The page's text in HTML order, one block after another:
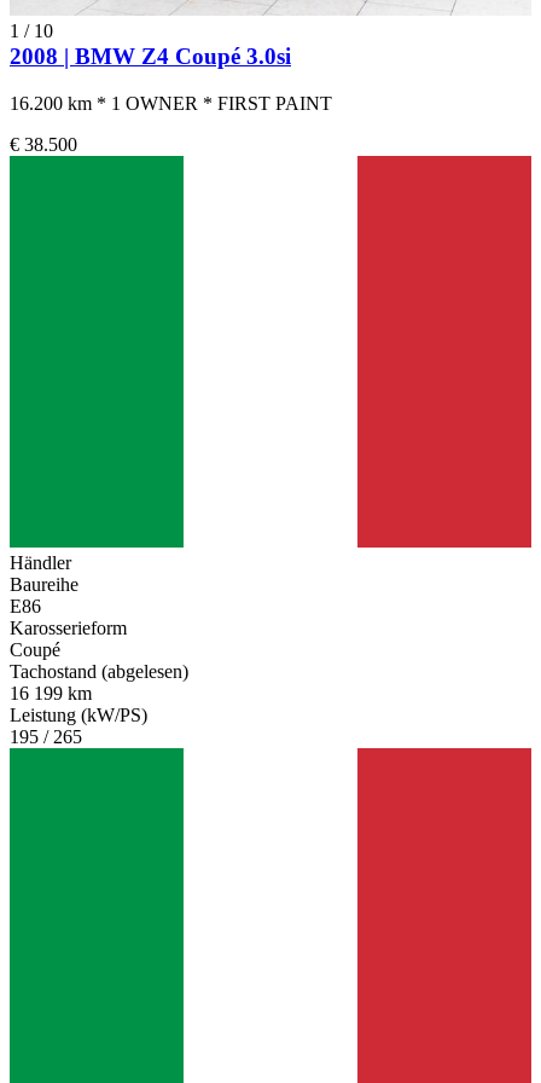
1 / 10
2008 | BMW Z4 Coupé 3.0si
16.200 km * 1 OWNER * FIRST PAINT
€ 38.500
Händler
Baureihe
E86
Karosserieform
Coupé
Tachostand (abgelesen)
16 199 km
Leistung (kW/PS)
195 / 265